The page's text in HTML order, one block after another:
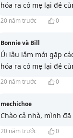
hóa ra có mẹ lại đẻ
20 năm trước 0
Bonnie và Bill
Úi lâu lắm mới gặp
hóa ra có mẹ lại đẻ
20 năm trước 0
mechichoe
Chào cả nhà, mình
20 năm trước 0